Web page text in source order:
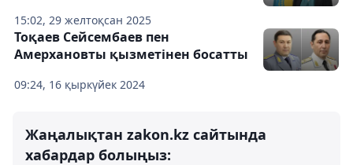
15:02, 29 желтоқсан 2025
09:24, 16 қыркүйек 2024
Тоқаев Сейсембаев пен
Амерхановты қызметінен босатты
Жаңалықтан zakon.kz сайтында
хабардар болыңыз: